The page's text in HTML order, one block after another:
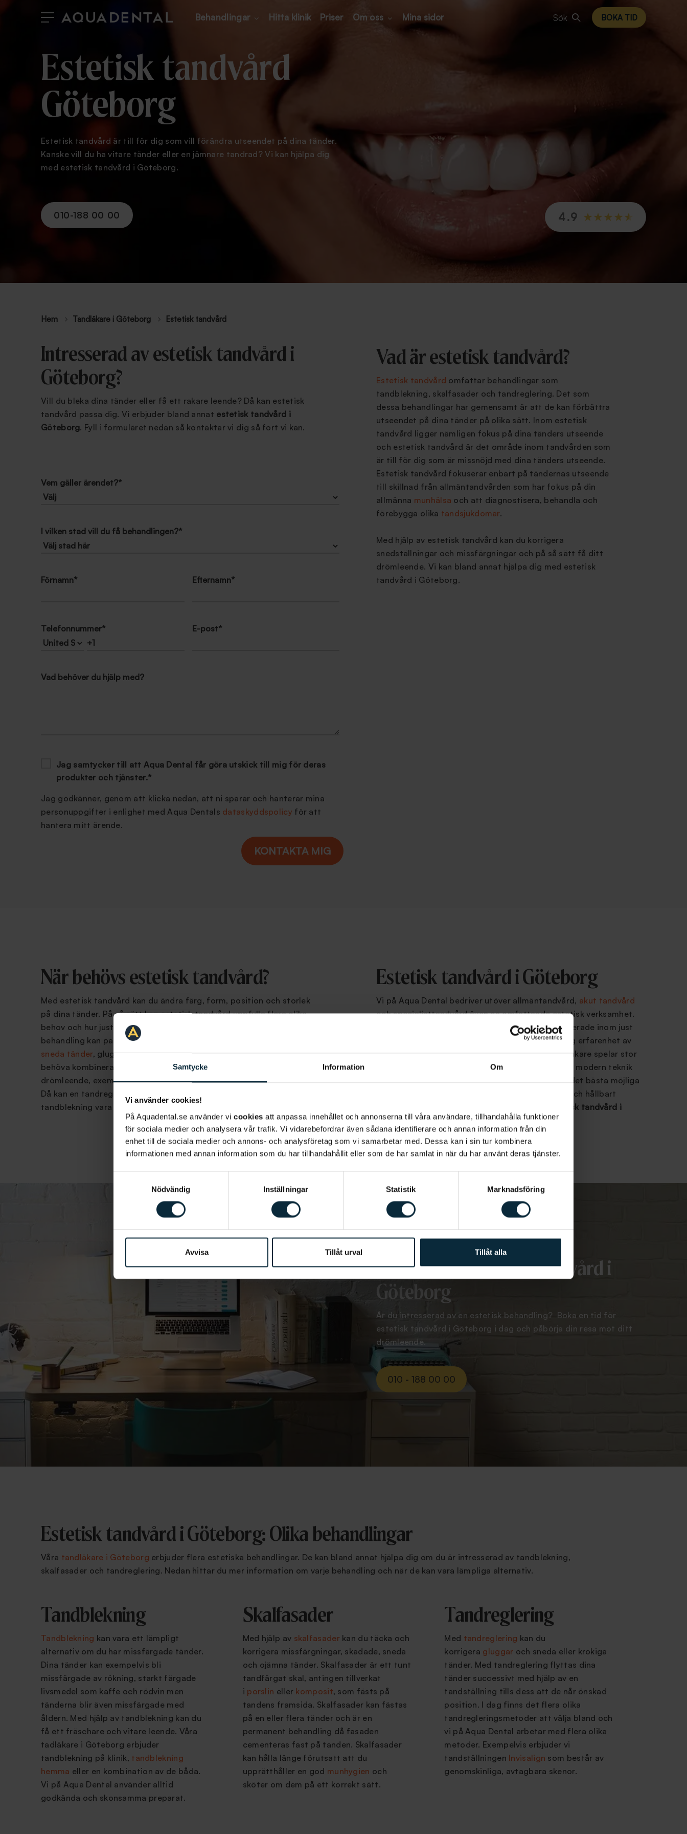
Samtycke Information Om
Vi använder cookies!
På Aquadental.se använder vi cookies att anpassa innehållet och annonserna till våra användare, tillhandahålla funktioner
för sociala medier och analysera vår trafik. Vi vidarebefordrar även sådana identifierare och annan information från din
enhet till de sociala medier och annons- och analysföretag som vi samarbetar med. Dessa kan i sin tur kombinera
informationen med annan information som du har tillhandahållit eller som de har samlat in när du har använt deras tjänster.
Nödvändig
Inställningar Statistik Marknadsföring
Avvisa Tillåt urval Tillåt alla
Behandlingar Hitta klinik Priser Om oss Mina sidor Sök BOKA TID
Estetisk tandvård
Göteborg
Estetisk tandvård är till för dig som vill förändra utseendet på dina tänder.
Kanske vill du ha vitare tänder eller en jämnare tandrad? Vi kan hjälpa dig
med estetisk tandvård i Göteborg.
010-188 00 00 4.9
Hem Tandläkare i Göteborg Estetisk tandvård
Intresserad av estetisk tandvård i
Göteborg?
Vill du bleka dina tänder eller få ett rakare leende? Då kan estetisk
tandvård passa dig. Vi erbjuder bland annat estetisk tandvård i
Göteborg. Fyll i formuläret nedan så kontaktar vi dig så fort vi kan.
Vem gäller ärendet?*
I vilken stad vill du få behandlingen?*
Förnamn* Efternamn*
Telefonnummer* E-post*
Vad behöver du hjälp med?
Jag samtycker till att Aqua Dental får göra utskick till mig för deras
produkter och tjänster.*
Jag godkänner, genom att klicka nedan, att ni sparar och hanterar mina
personuppgifter i enlighet med Aqua Dentals dataskyddspolicy för att
hantera mitt ärende.
Vad är estetisk tandvård?
Estetisk tandvård omfattar behandlingar som
tandblekning, skalfasader och tandreglering. Det som
dessa behandlingar har gemensamt är att de kan förbättra
utseendet på dina tänder på olika sätt. Inom estetisk
tandvård ligger nämligen fokus på dina tänders utseende
och estetisk tandvård är det område inom tandvården som
är till för dig som är missnöjd med dina tänders utseende.
Estetisk tandvård fokuserar enbart på tändernas utseende
till skillnad från allmäntandvården som har fokus på din
allmänna munhälsa och att diagnostisera, behandla och
förebygga olika tandsjukdomar.
Med hjälp av estetisk tandvård kan du korrigera
snedställningar och missfärgningar och på så sätt få ditt
drömleende. Vi kan bland annat hjälpa dig med estetisk
tandvård i Göteborg.
När behövs estetisk tandvård?
Med estetisk tandvård kan du ändra färg, form, position och storlek
på dina tänder. På så sätt kan estetisk tandvård uppfylla flera olika
behov och hur just ditt behov ser ut är individuellt. En estetisk
behandling kan passa dig om du vill korrigera
sneda tänder, gluggar eller täcka mindre skador. Ibland kan man
behöva kombinera flera estetiska behandlingar för att få sitt
drömleende, exempelvis om man har sneda och missfärgade tänder.
Då kan en tandregleringsbehandling i kombination med
tandblekning vara passande.
Estetisk tandvård i Göteborg
Vi på Aqua Dental bedriver utöver allmäntandvård, akut tandvård
och specialisttandvård även en omfattande estetisk verksamhet.
Flera av våra tandläkare är nischade och specialiserade inom just
estetisk tandvård i Göteborg och har därmed lång erfarenhet av
estetiska behandlingar. Att välja en erfaren tandläkare spelar stor
roll för resultatet och våra tandläkare kombinerar modern teknik
med välbeprövade metoder för att kunna ge dig det bästa möjliga
resultatet. Vi strävar alltid efter ett så naturligt och hållbart
estetisk tandvård i
Göteborg .
Boka tid för estetisk tandvård i
Göteborg
Är du intresserad av en estetisk behandling? Boka en tid för
estetisk tandvård i Göteborg i dag och påbörja din resa mot ditt
drömleende.
010 - 188 00 00
Estetisk tandvård i Göteborg: Olika behandlingar
Våra tandläkare i Göteborg erbjuder flera estetiska behandlingar. De kan bland annat hjälpa dig om du är intresserad av tandblekning,
skalfasader och tandreglering. Nedan hittar du mer information om varje behandling och när de kan vara lämpliga alternativ.
Tandblekning
Tandblekning kan vara ett lämpligt
alternativ om du har missfärgade tänder.
Dina tänder kan exempelvis bli
missfärgade av rökning, starkt färgade
livsmedel som kaffe och rödvin men
tänderna blir även missfärgade med
åldern. Med hjälp av tandblekning kan du
få ett fräschare och vitare leende. Våra
tadläkare i Göteborg erbjuder
tandblekning på klinik, tandblekning
hemma eller en kombination av de båda.
Vi på Aqua Dental använder alltid
godkända och skonsamma preparat.
Skalfasader
Med hjälp av skalfasaderkan du täcka och
korrigera missfärgningar, skadade, sneda
och ojämna tänder. Skalfasader är ett tunt
tandfärgat skal, antingen tillverkat
i porslin eller komposit, som fästs på
tandens framsida. Skalfasader kan fästas
på en eller flera tänder och är en
permanent behandling då fasaden
cementeras fast på tanden. Skalfasader
kan hålla länge förutsatt att du
upprätthåller en god munhygien och
sköter om dem på ett korrekt sätt.
Tandreglering
Med tandreglering kan du
korrigera gluggar och sneda eller krokiga
tänder. Med tandreglering flyttas dina
tänder successivt med hjälp av en
tandställning tills dess att de når önskad
position. I dag finns det flera olika
tandregleringsmetoder att välja bland och
vi på Aqua Dental arbetar med flera olika
metoder. Exempelvis erbjuder vi
tandställningen Invisalign som består av
genomskinliga, avtagbara skenor.